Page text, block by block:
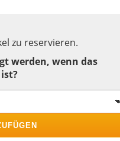
zu reservieren.
werden, wenn das